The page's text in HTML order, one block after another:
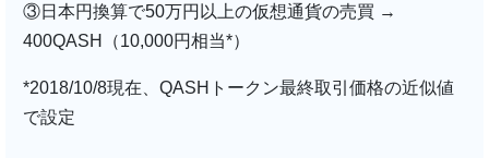
③日本円換算で50万円以上の仮想通貨の売買 →
400QASH（10,000円相当*）
*2018/10/8現在、QASHトークン最終取引価格の近似値
で設定